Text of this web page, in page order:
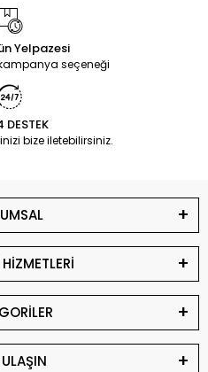
Yelpazesi
seçeneği
bize iletebilirsiniz.